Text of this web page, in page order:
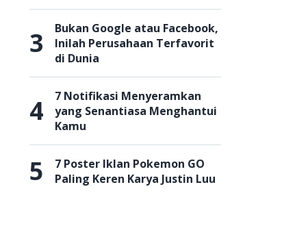
3
Bukan Google atau Facebook,
Inilah Perusahaan Terfavorit
di Dunia
4
7 Notifikasi Menyeramkan
yang Senantiasa Menghantui
Kamu
5
7 Poster Iklan Pokemon GO
Paling Keren Karya Justin Luu